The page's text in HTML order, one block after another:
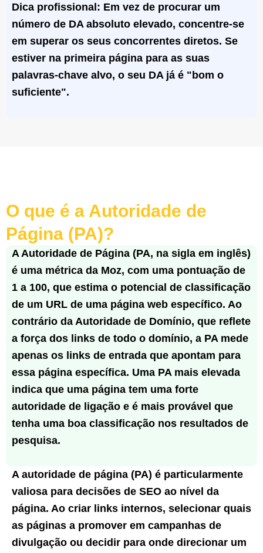
Dica profissional: Em vez de procurar um
número de DA absoluto elevado, concentre-se
em superar os seus concorrentes diretos. Se
estiver na primeira página para as suas
palavras-chave alvo, o seu DA já é "bom o
suficiente".
O que é a Autoridade de
Página (PA)?
A Autoridade de Página (PA, na sigla em inglês)
é uma métrica da Moz, com uma pontuação de
1 a 100, que estima o potencial de classificação
de um URL de uma página web específico. Ao
contrário da Autoridade de Domínio, que reflete
a força dos links de todo o domínio, a PA mede
apenas os links de entrada que apontam para
essa página específica. Uma PA mais elevada
indica que uma página tem uma forte
autoridade de ligação e é mais provável que
tenha uma boa classificação nos resultados de
pesquisa.
A autoridade de página (PA) é particularmente
valiosa para decisões de SEO ao nível da
página. Ao criar links internos, selecionar quais
as páginas a promover em campanhas de
divulgação ou decidir para onde direcionar um